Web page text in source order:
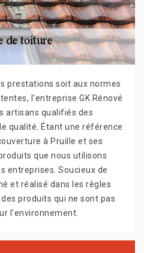
prestations soit aux normes
l'entreprise GK Rénové
artisans qualifiés des
qualité. Étant une référence
à Pruille et ses
que nous utilisons
entreprises. Soucieux de
et réalisé dans les règles
produits qui ne sont pas
l'environnement.